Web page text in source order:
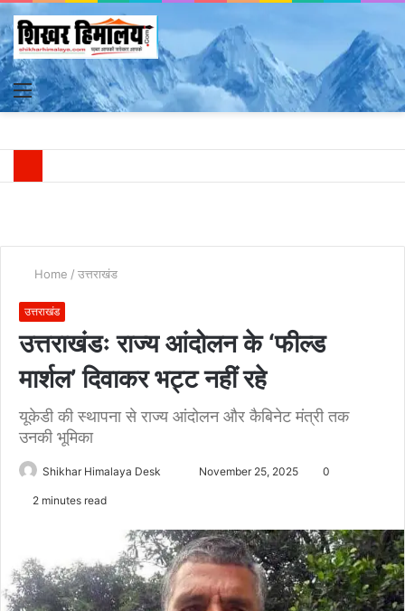
Menu
Home / उत्तराखंड
उत्तराखंड
उत्तराखंडः राज्य आंदोलन के ‘फील्ड
मार्शल’ दिवाकर भट्ट नहीं रहे
यूकेडी की स्थापना से राज्य आंदोलन और कैबिनेट मंत्री तक
उनकी भूमिका
Shikhar Himalaya Desk November 25, 2025 0
2 minutes read